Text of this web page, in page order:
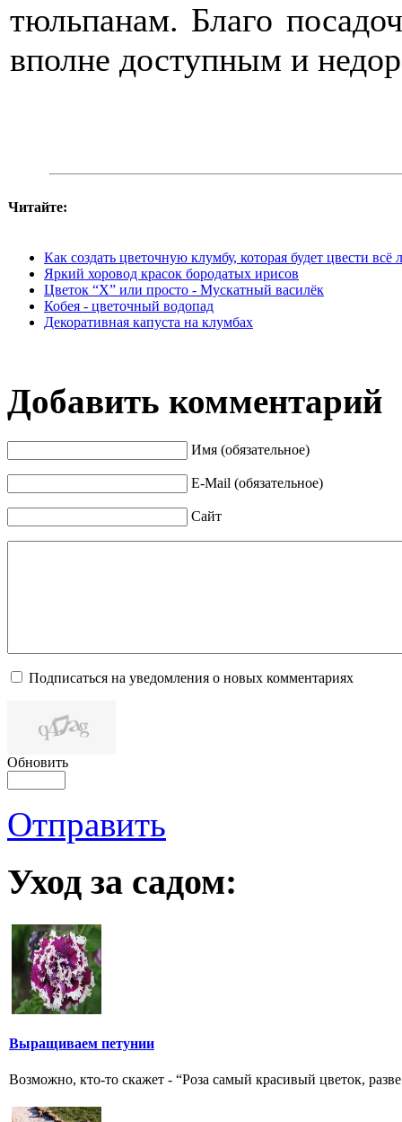
тюльпанам. Благо
вполне доступным и
Читайте:
Как создать цветочную клумбу, которая будет цвести всё
Яркий хоровод красок бородатых ирисов
Цветок “Х” или просто - Мускатный василёк
Кобея - цветочный водопад
Декоративная капуста на клумбах
Добавить комментарий
Имя (обязательное)
E-Mail (обязательное)
Сайт
Подписаться на уведомления о новых комментариях
Обновить
Отправить
Уход за садом:
Выращиваем петунии
Возможно, кто-то скажет - “Роза самый красивый цветок,